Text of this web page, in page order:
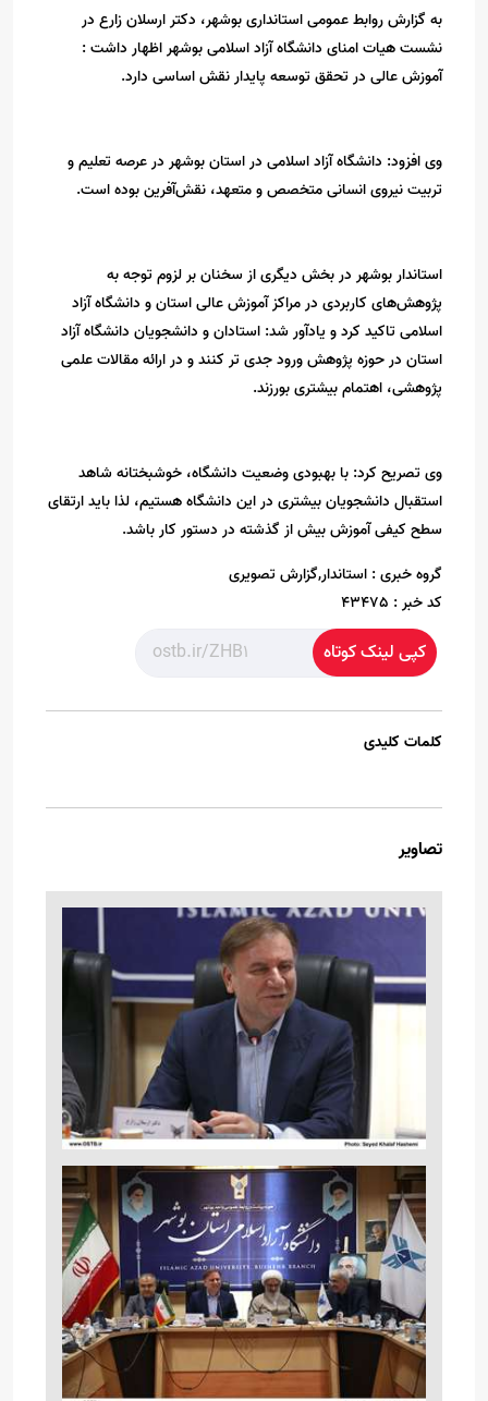
به گزارش روابط عمومی استانداری بوشهر، دکتر ارسلان زارع در
نشست هیات امنای دانشگاه آزاد اسلامی بوشهر اظهار داشت :
آموزش عالی در تحقق توسعه پایدار نقش اساسی دارد.
وی افزود: دانشگاه آزاد اسلامی در استان بوشهر در عرصه تعلیم و
تربیت نیروی انسانی متخصص و متعهد، نقش‌آفرین بوده است.
استاندار بوشهر در بخش دیگری از سخنان بر لزوم توجه به
پژوهش‌های کاربردی در مراکز آموزش عالی استان و دانشگاه آزاد
اسلامی تاکید کرد و یادآور شد: استادان و دانشجویان دانشگاه آزاد
استان در حوزه پژوهش ورود جدی تر کنند و در ارائه مقالات علمی
پژوهشی، اهتمام بیشتری بورزند.
وی تصریح کرد: با بهبودی وضعیت دانشگاه، خوشبختانه شاهد
استقبال دانشجویان بیشتری در این دانشگاه هستیم، لذا باید ارتقای
سطح کیفی آموزش بیش از گذشته در دستور کار باشد.
گروه خبری : استاندار,گزارش تصویری
کد خبر : 43475
کپی لینک کوتاه
کلمات کلیدی
تصاویر